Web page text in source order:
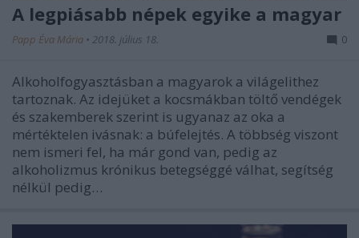
A legpiásabb népek egyike a magyar
Papp Éva Mária • 2018. július 18. 0
Alkoholfogyasztásban a magyarok a világelithez
tartoznak. Az idejüket a kocsmákban töltő vendégek
és szakemberek szerint is ugyanaz az oka a
mértéktelen ivásnak: a búfelejtés. A többség viszont
nem ismeri fel, ha már gond van, pedig az
alkoholizmus krónikus betegséggé válhat, segítség
nélkül pedig…